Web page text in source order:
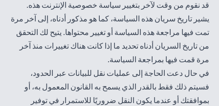
قد نقوم من وقت لآخر بتغيير سياسة خصوصية الإنترنت هذه.
يشير تاريخ سريان هذه السياسة، كما هو مذكور أدناه، إلى آخر مرة
تمت فيها مراجعة هذه السياسة أو تغيير محتواها. يتيح لك التحقق
من تاريخ السريان أدناه تحديد ما إذا كانت هناك تغييرات منذ آخر
مرة قمت فيها بمراجعة السياسة.
في حال دعت الحاجة إلى عمليات نقل للبيانات عبر الحدود،
فسيتم ذلك فقط بالقدر الذي يسمح به القانون المعمول به، أو
بموافقتك أو عندما يكون النقل ضروريًا للاستمرار في توفير